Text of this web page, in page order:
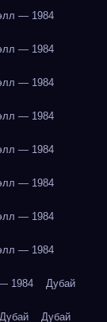
— 1984
— 1984
— 1984
— 1984
— 1984
— 1984
— 1984
— 1984
1984 Дубай
Дубай Дубай